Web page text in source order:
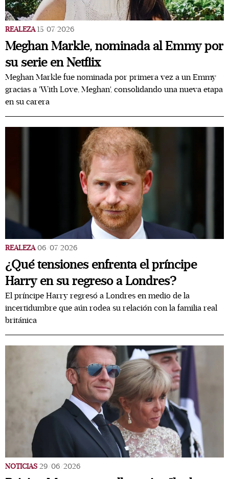
REALEZA 15/07/2026
Meghan Markle, nominada al Emmy por
su serie en Netflix
Meghan Markle fue nominada por primera vez a un Emmy
gracias a 'With Love, Meghan', consolidando una nueva etapa
en su carera
REALEZA 06/07/2026
¿Qué tensiones enfrenta el príncipe
Harry en su regreso a Londres?
El príncipe Harry regresó a Londres en medio de la
incertidumbre que aún rodea su relación con la familia real
británica
NOTICIAS 29/06/2026